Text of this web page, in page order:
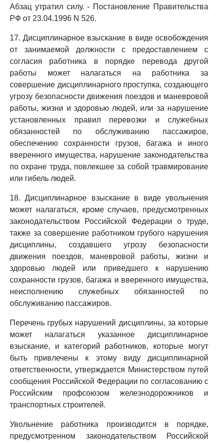
Абзац утратил силу. - Постановление Правительства
РФ от 23.04.1996 N 526.
17. Дисциплинарное взыскание в виде освобождения
от занимаемой должности с предоставлением с
согласия работника в порядке перевода другой
работы может налагаться на работника за
совершение дисциплинарного проступка, создающего
угрозу безопасности движения поездов и маневровой
работы, жизни и здоровью людей, или за нарушение
установленных правил перевозки и служебных
обязанностей по обслуживанию пассажиров,
обеспечению сохранности грузов, багажа и иного
вверенного имущества, нарушение законодательства
по охране труда, повлекшее за собой травмирование
или гибель людей.
18. Дисциплинарное взыскание в виде увольнения
может налагаться, кроме случаев, предусмотренных
законодательством Российской Федерации о труде,
также за совершение работником грубого нарушения
дисциплины, создавшего угрозу безопасности
движения поездов, маневровой работы, жизни и
здоровью людей или приведшего к нарушению
сохранности грузов, багажа и вверенного имущества,
неисполнению служебных обязанностей по
обслуживанию пассажиров.
Перечень грубых нарушений дисциплины, за которые
может налагаться указанное дисциплинарное
взыскание, и категорий работников, которые могут
быть привлечены к этому виду дисциплинарной
ответственности, утверждается Министерством путей
сообщения Российской Федерации по согласованию с
Российским профсоюзом железнодорожников и
транспортных строителей.
Увольнение работника производится в порядке,
предусмотренном законодательством Российской